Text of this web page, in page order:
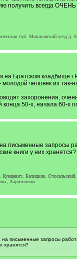
получить всегда ОЧЕНЬ
губ. Мокшанский уезд д.
на Братском кладбище
человек из так-
захоронения,
конца 50-х, начала 60-х
письменные запросы
книги у них хранятся?
Кунцевич. Балицкие.
Харитоновы
письменные запросы
хранятся?